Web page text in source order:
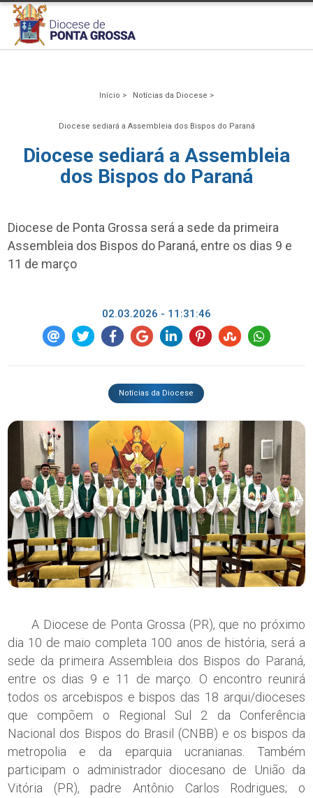
Início > Notícias da Diocese >
Diocese sediará a Assembleia dos Bispos do Paraná
Diocese sediará a Assembleia
dos Bispos do Paraná
Diocese de Ponta Grossa será a sede da primeira
Assembleia dos Bispos do Paraná, entre os dias 9 e
11 de março
02.03.2026 - 11:31:46
Notícias da Diocese
A Diocese de Ponta Grossa (PR), que no próximo
dia 10 de maio completa 100 anos de história, será a
sede da primeira Assembleia dos Bispos do Paraná,
entre os dias 9 e 11 de março. O encontro reunirá
todos os arcebispos e bispos das 18 arqui/dioceses
que compõem o Regional Sul 2 da Conferência
Nacional dos Bispos do Brasil (CNBB) e os bispos da
metropolia e da eparquia ucranianas. Também
participam o administrador diocesano de União da
Vitória (PR), padre Antônio Carlos Rodrigues; o